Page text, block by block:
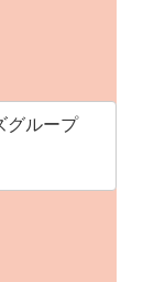
グループ